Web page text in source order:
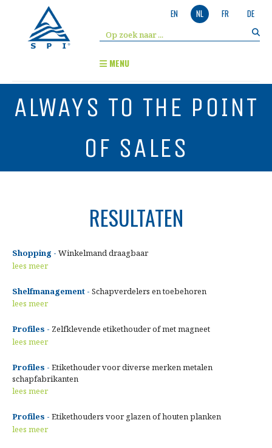
EN NL FR DE
MENU
ALWAYS TO THE POINT
OF SALES
RESULTATEN
Shopping - Winkelmand draagbaar
lees meer
Shelfmanagement - Schapverdelers en toebehoren
lees meer
Profiles - Zelfklevende etikethouder of met magneet
lees meer
Profiles - Etikethouder voor diverse merken metalen
schapfabrikanten
lees meer
Profiles - Etikethouders voor glazen of houten planken
lees meer